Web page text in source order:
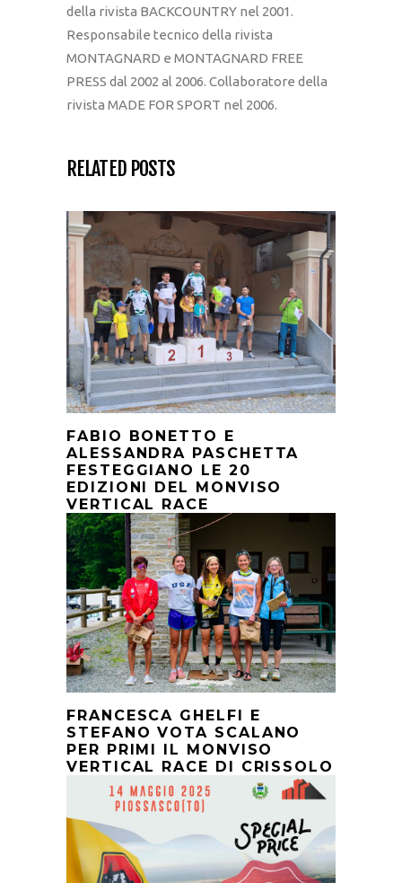
della rivista BACKCOUNTRY nel 2001.
Responsabile tecnico della rivista
MONTAGNARD e MONTAGNARD FREE
PRESS dal 2002 al 2006. Collaboratore della
rivista MADE FOR SPORT nel 2006.
RELATED POSTS
FABIO BONETTO E
ALESSANDRA PASCHETTA
FESTEGGIANO LE 20
EDIZIONI DEL MONVISO
VERTICAL RACE
FRANCESCA GHELFI E
STEFANO VOTA SCALANO
PER PRIMI IL MONVISO
VERTICAL RACE DI CRISSOLO